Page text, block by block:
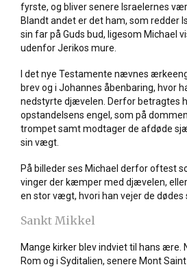
fyrste, og bliver senere Israelernes
Blandt andet er det ham, som redder
sin far på Guds bud, ligesom Michael
udenfor Jerikos mure.
I det nye Testamente nævnes
brev og i Johannes åbenbaring, hvor
nedstyrte djævelen. Derfor betragtes
opstandelsens engel, som på
trompet samt modtager de afdøde
sin vægt.
På billeder ses Michael derfor oftest
vinger der kæmper med djævelen,
en stor vægt, hvori han vejer de dødes
Sankt Mikkel
Mange kirker blev indviet til hans ære.
Rom og i Syditalien, senere Mont